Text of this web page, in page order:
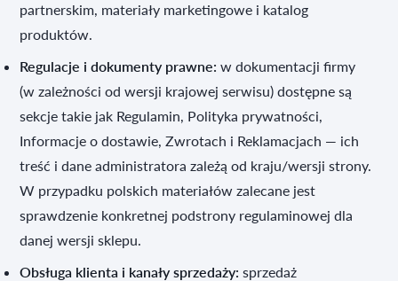
partnerskim, materiały marketingowe i katalog
produktów.
Regulacje i dokumenty prawne: w dokumentacji firmy
(w zależności od wersji krajowej serwisu) dostępne są
sekcje takie jak Regulamin, Polityka prywatności,
Informacje o dostawie, Zwrotach i Reklamacjach — ich
treść i dane administratora zależą od kraju/wersji strony.
W przypadku polskich materiałów zalecane jest
sprawdzenie konkretnej podstrony regulaminowej dla
danej wersji sklepu.
Obsługa klienta i kanały sprzedaży: sprzedaż